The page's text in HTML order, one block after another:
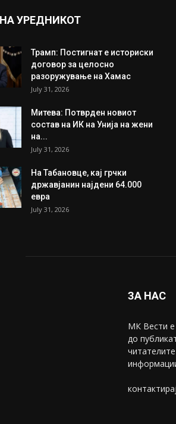
УРЕДНИКОТ
Трамп: Постигнат е историски
договор за целосно
разоружување на Хамас
July 31, 2026
Митева: Потврден новиот
состав на ИК на Унија на жени
на...
July 31, 2026
На Табановце, кај грчки
државјанин најдени 64.000
евра
July 31, 2026
ЗА НАС
МК Вести е
до